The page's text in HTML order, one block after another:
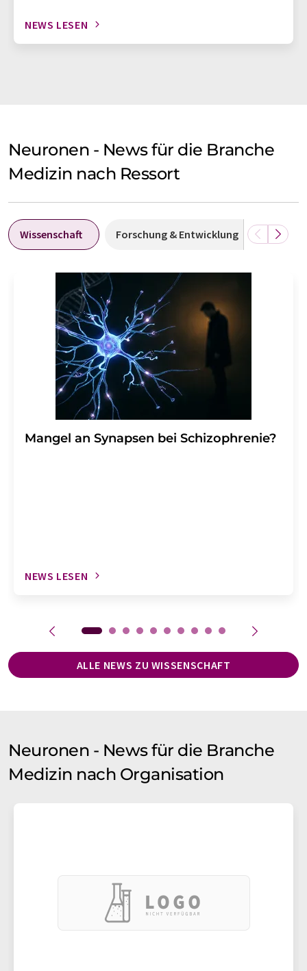
NEWS LESEN
Neuronen - News für die Branche
Medizin nach Ressort
Wissenschaft Forschung & Entwicklung
Mangel an Synapsen bei Schizophrenie?
NEWS LESEN
ALLE NEWS ZU WISSENSCHAFT
Neuronen - News für die Branche
Medizin nach Organisation